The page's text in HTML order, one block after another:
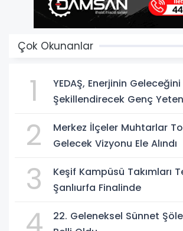
Çok Okunanlar
1
YEDAŞ, Enerjinin Geleceğini
Şekillendirecek Genç
2
Merkez İlçeler Muhtarlar
Gelecek Vizyonu Ele Alındı
3
Keşif Kampüsü Takımları
Şanlıurfa Finalinde
22. Geleneksel Sünnet